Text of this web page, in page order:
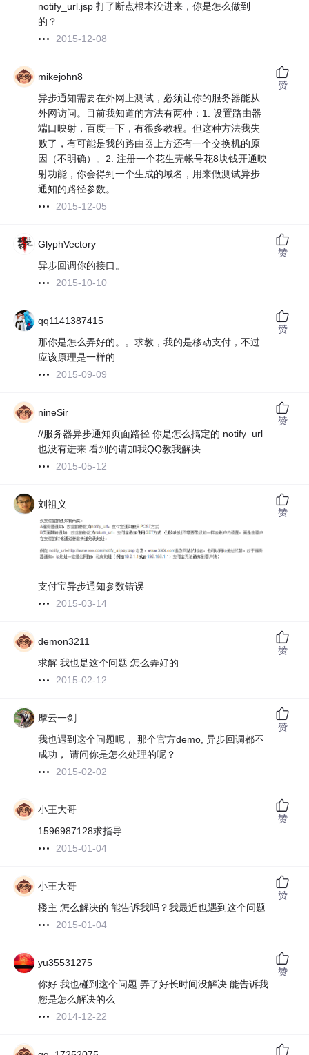
notify_url.jsp 打了断点根本没进来，你是怎么做到
的？
2015-12-08
mikejohn8
异步通知需要在外网上测试，必须让你的服务器能从
外网访问。目前我知道的方法有两种：1. 设置路由器
端口映射，百度一下，有很多教程。但这种方法我失
败了，有可能是我的路由器上方还有一个交换机的原
因（不明确）。2. 注册一个花生壳帐号花8块钱开通映
射功能，你会得到一个生成的域名，用来做测试异步
通知的路径参数。
2015-12-05
赞
GlyphVectory
异步回调你的接口。
2015-10-10
赞
qq1141387415
那你是怎么弄好的。。求教，我的是移动支付，不过
应该原理是一样的
2015-09-09
赞
nineSir
//服务器异步通知页面路径 你是怎么搞定的 notify_url
也没有进来 看到的请加我QQ教我解决
2015-05-12
赞
刘祖义
支付宝异步通知参数错误
2015-03-14
赞
demon3211
求解 我也是这个问题 怎么弄好的
2015-02-12
赞
摩云一剑
我也遇到这个问题呢， 那个官方demo, 异步回调都不
成功， 请问你是怎么处理的呢？
2015-02-02
赞
小王大哥
1596987128求指导
2015-01-04
赞
小王大哥
楼主 怎么解决的 能告诉我吗？我最近也遇到这个问题
2015-01-04
赞
yu35531275
你好 我也碰到这个问题 弄了好长时间没解决 能告诉我
您是怎么解决的么
2014-12-22
赞